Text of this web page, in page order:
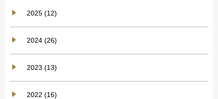
2025 (12)
2024 (26)
2023 (13)
2022 (16)